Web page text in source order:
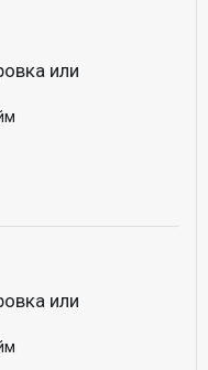
или
или